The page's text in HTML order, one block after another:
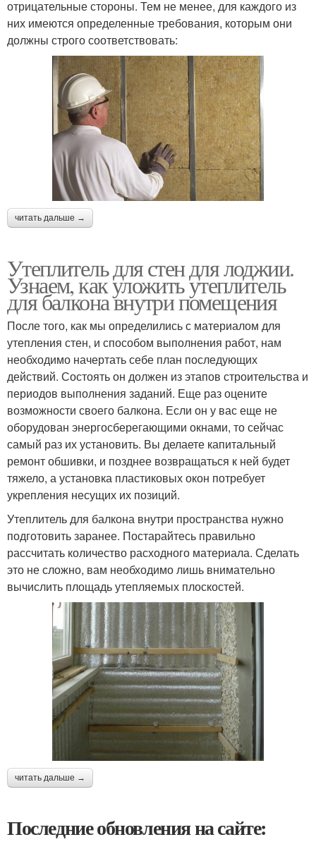
отрицательные стороны. Тем не менее, для каждого из
них имеются определенные требования, которым они
должны строго соответствовать:
читать дальше →
Утеплитель для стен для лоджии.
Узнаем, как уложить утеплитель
для балкона внутри помещения
После того, как мы определились с материалом для
утепления стен, и способом выполнения работ, нам
необходимо начертать себе план последующих
действий. Состоять он должен из этапов строительства и
периодов выполнения заданий. Еще раз оцените
возможности своего балкона. Если он у вас еще не
оборудован энергосберегающими окнами, то сейчас
самый раз их установить. Вы делаете капитальный
ремонт обшивки, и позднее возвращаться к ней будет
тяжело, а установка пластиковых окон потребует
укрепления несущих их позиций.
Утеплитель для балкона внутри пространства нужно
подготовить заранее. Постарайтесь правильно
рассчитать количество расходного материала. Сделать
это не сложно, вам необходимо лишь внимательно
вычислить площадь утепляемых плоскостей.
читать дальше →
Последние обновления на сайте: